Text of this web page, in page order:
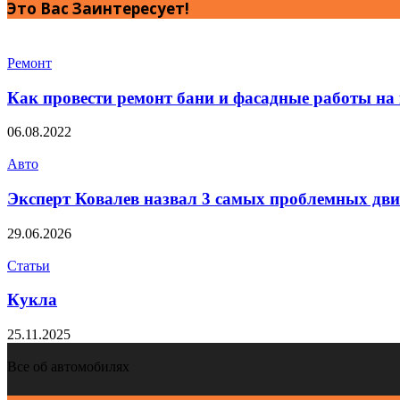
Это Вас Заинтересует!
Ремонт
Как провести ремонт бани и фасадные работы
06.08.2022
Авто
Эксперт Ковалев назвал 3 самых проблемных
29.06.2026
Статьи
Кукла
25.11.2025
Все об автомобилях